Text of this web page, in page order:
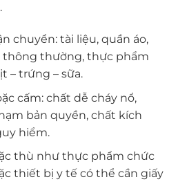
chuyển: tài liệu, quần áo,
thông thường, thực phẩm
– trứng – sữa.
cấm: chất dễ cháy nổ,
bản quyền, chất kích
hiểm.
thù như thực phẩm chức
thiết bị y tế có thể cần giấy